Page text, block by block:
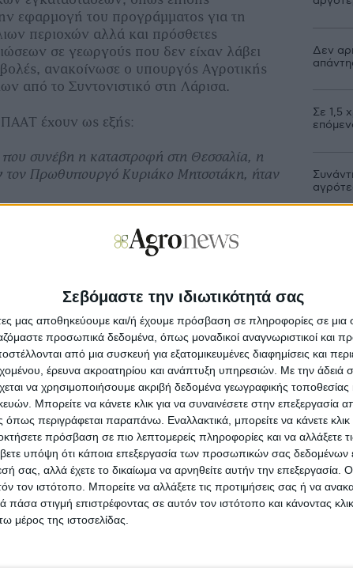
Σεβόμαστε την ιδιωτικότητά σας
μας αποθηκεύουμε και/ή έχουμε πρόσβαση σε πληροφορίες σε
προσωπικά δεδομένα, όπως μοναδικοί αναγνωριστικοί και
από μια συσκευή για εξατομικευμένες διαφημίσεις και
έρευνα ακροατηρίου και ανάπτυξη υπηρεσιών. Με την άδειά
να χρησιμοποιήσουμε ακριβή δεδομένα γεωγραφικής τοποθεσίας
Μπορείτε να κάνετε κλικ για να συναινέσετε στην επεξεργασία
περιγράφεται παραπάνω. Εναλλακτικά, μπορείτε να κάνετε κλικ
πρόσβαση σε πιο λεπτομερείς πληροφορίες και να αλλάξετε
υπόψη ότι κάποια επεξεργασία των προσωπικών σας δεδομένων
σας, αλλά έχετε το δικαίωμα να αρνηθείτε αυτήν την επεξεργασία.
τον ιστότοπο. Μπορείτε να αλλάξετε τις προτιμήσεις σας ή να
στιγμή επιστρέφοντας σε αυτόν τον ιστότοπο και κάνοντας
μέρος της ιστοσελίδας.
εφαρμογή του προγράμματος για τη
περιοχών αλλά και πρόσθετες
σε γεωργούς που δεν είχαν λάβει
ανακοίνωσε ο υπουργός Αγροτικής
από το Συντονιστικό στη Λάρισα.
έχουν ως εξής:
συνέβη η καταστροφή στη Θεσσαλία, η
τον Πρωθυπουργό Κυριάκο Μητσοτάκη, ήταν
βιός τους και αναζητούσαν ένα στήριγμα και
εδώ
και είτε μέσω της Κρατικής Αρωγής,
του ΕΛΓΑ, είτε μέσω λοιπών
Αγροτικής Ανάπτυξης και Τροφίμων και
με ταχύτατους ρυθμούς το πρόγραμμα
στήριξη του πρωτογενούς τομέα ώστε να
δυνατόν να υπάρξει και πάλι παραγωγή.
ανακοινώσει για τηδωρεάν
που πνίγηκαν και την – επίσηςδωρεάν-
που καταστράφηκαν, υπάρχουν και οι
από τις αποζημιώσεις της Κρατικής
Δεν
Σε 1,5
Από 7
Από 3